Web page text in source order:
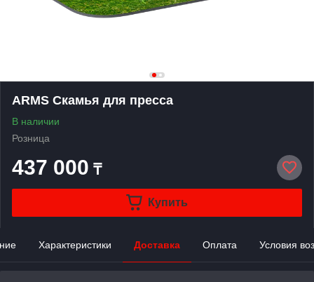
ARMS Скамья для пресса
В наличии
Розница
437 000 ₸
Купить
Характеристики Доставка Оплата Условия